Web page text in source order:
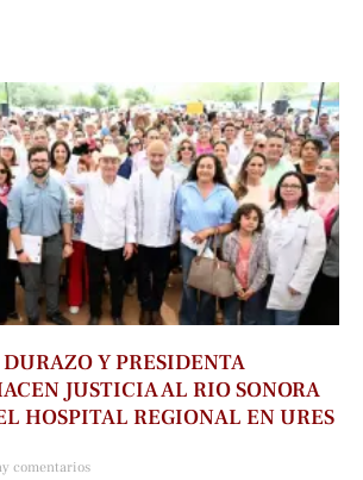
Y PRESIDENTA
JUSTICIA AL RIO SONORA
HOSPITAL REGIONAL EN URES
comentarios